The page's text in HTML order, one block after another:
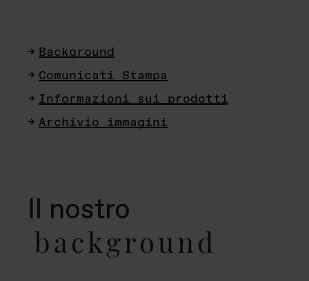
Background
Comunicati Stampa
Informazioni sui prodotti
Archivio immagini
Il nostro
background